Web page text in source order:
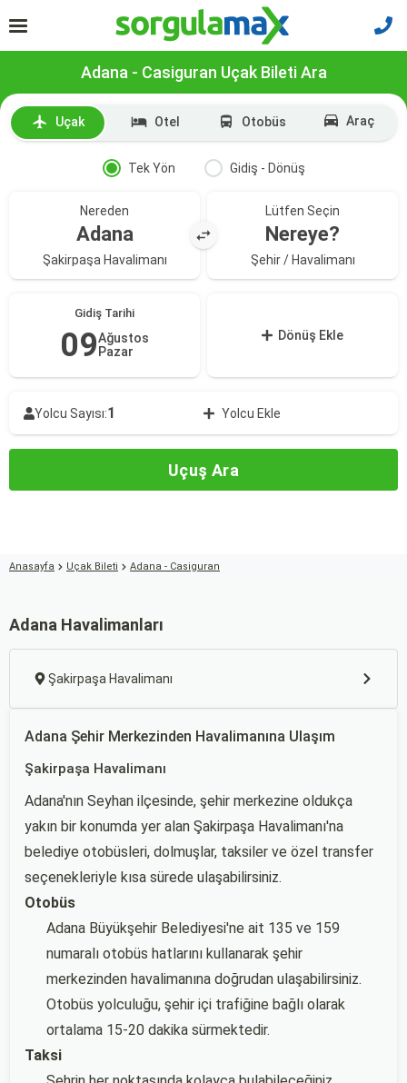
Adana - Casiguran Uçak Bileti Ara
Uçak Otel Otobüs Araç
Tek Yön Gidiş - Dönüş
Nereden
Adana
Şakirpaşa Havalimanı
Lütfen Seçin
Nereye?
Şehir / Havalimanı
Gidiş Tarihi
09Ağustos
Pazar
Dönüş Ekle
Yolcu Sayısı:1 Yolcu Ekle
Uçuş Ara
Anasayfa Uçak Bileti Adana - Casiguran
Adana Havalimanları
Şakirpaşa Havalimanı
Adana Şehir Merkezinden Havalimanına Ulaşım
Şakirpaşa Havalimanı
Adana'nın Seyhan ilçesinde, şehir merkezine oldukça
yakın bir konumda yer alan Şakirpaşa Havalimanı'na
belediye otobüsleri, dolmuşlar, taksiler ve özel transfer
seçenekleriyle kısa sürede ulaşabilirsiniz.
Otobüs
Adana Büyükşehir Belediyesi'ne ait 135 ve 159
numaralı otobüs hatlarını kullanarak şehir
merkezinden havalimanına doğrudan ulaşabilirsiniz.
Otobüs yolculuğu, şehir içi trafiğine bağlı olarak
ortalama 15-20 dakika sürmektedir.
Taksi